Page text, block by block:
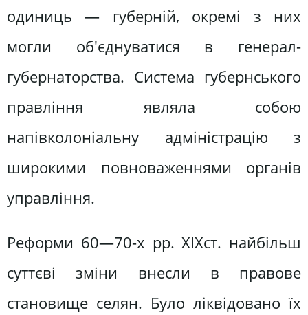
одиниць — губерній, окремі з них
могли об'єднуватися в генерал-
губернаторства. Система губернського
правління являла собою
напівколоніальну адміністрацію з
широкими повноваженнями органів
управління.
Реформи 60—70-х pp. XIXст. найбільш
суттєві зміни внесли в правове
становище селян. Було ліквідовано їх